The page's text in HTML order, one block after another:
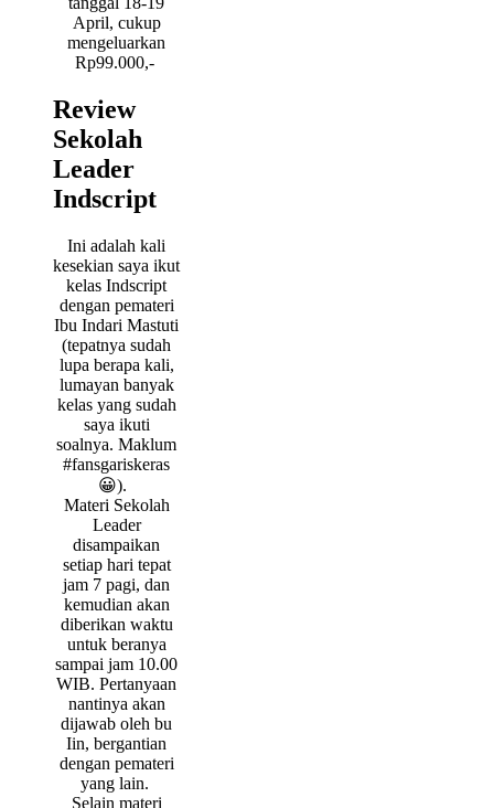
April, cukup
mengeluarkan
Rp99.000,-
Review
Sekolah
Leader
Indscript
Ini adalah kali
kesekian saya ikut
kelas Indscript
dengan pemateri
Ibu Indari Mastuti
(tepatnya sudah
lupa berapa kali,
lumayan banyak
kelas yang sudah
saya ikuti
soalnya. Maklum
#fansgariskeras
😀).
Materi Sekolah
Leader
disampaikan
setiap hari tepat
jam 7 pagi, dan
kemudian akan
diberikan waktu
untuk beranya
sampai jam 10.00
WIB. Pertanyaan
nantinya akan
dijawab oleh bu
Iin, bergantian
dengan pemateri
yang lain.
Selain materi